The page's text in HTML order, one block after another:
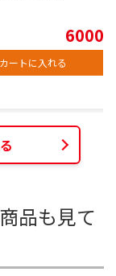
6000
カートに入れる
品も見て